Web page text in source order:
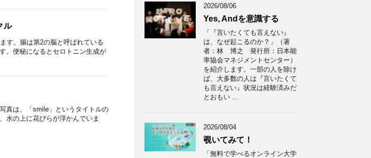
ル
す。腸は第2の脳と呼ばれている
。便秘になるとセロトニン生成が
真は、「smile」というタイトルの
水の上に花びらが浮かんでいま
2026/08/06
Yes, Andを意識する
「『言いたくても言えない』
は、なぜ起こるのか？」（著
者：林 博之 発行所：日本能
率協会マネジメントセンター）
を紹介します。一部の人を除け
ば、大多数の人は『言いたくて
も言えない』状況は経験済みだ
とおもい ...
2026/08/04
覗いてみて！
「無料で学べるオンライン大学